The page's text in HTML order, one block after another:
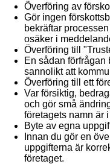
Överföring av
Gör ingen
bekräftar
osäker i
Överföring till
En sådan förfrågan
sannolikt att
Överföring till ett
Var försiktig,
och gör små
företagets namn är
Byte av egna
Innan du gör en
uppgifterna är
företaget.